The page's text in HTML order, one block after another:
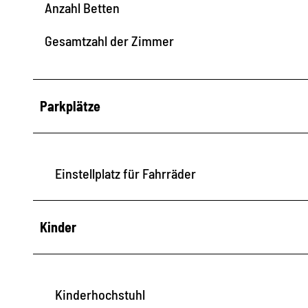
Anzahl Betten
Gesamtzahl der Zimmer
Parkplätze
Einstellplatz für Fahrräder
Kinder
Kinderhochstuhl